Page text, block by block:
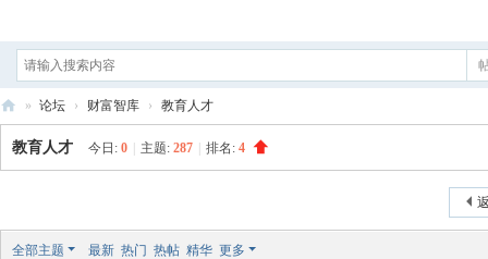
打
工
学
» 论坛 › 财富智库 › 教育人才
教育人才 今日: 0 主题: 287 排名: 4
全部主题 最新 热门 热帖 精华 更多